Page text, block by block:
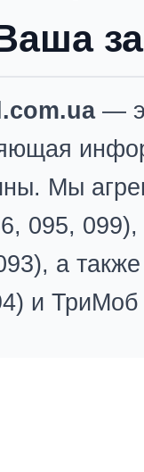
—
Мы
095, 099),
а
и ТриМоб